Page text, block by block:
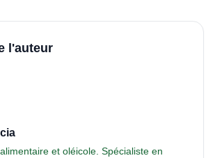
l'auteur
et oléicole. Spécialiste en